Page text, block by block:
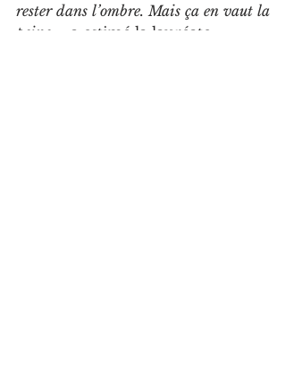
rester dans l’ombre. Mais ça en vaut la
peine », a estimé la lauréate.